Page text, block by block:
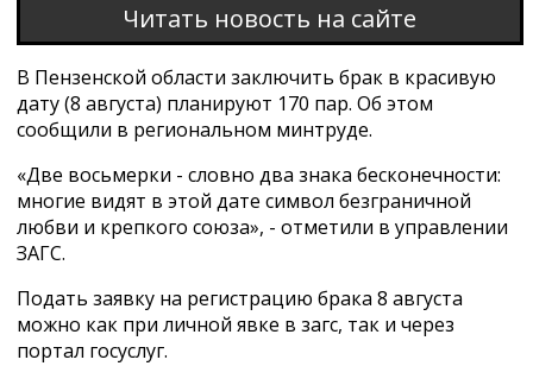
Читать новость на сайте
В Пензенской области заключить брак в красивую
дату (8 августа) планируют 170 пар. Об этом
сообщили в региональном минтруде.
«Две восьмерки - словно два знака бесконечности:
многие видят в этой дате символ безграничной
любви и крепкого союза», - отметили в управлении
ЗАГС.
Подать заявку на регистрацию брака 8 августа
можно как при личной явке в загс, так и через
портал госуслуг.